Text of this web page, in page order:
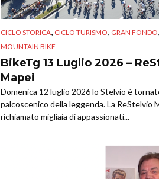
CICLO STORICA, CICLO TURISMO, GRAN FONDO,
MOUNTAIN BIKE
BikeTg 13 Luglio 2026 –
Mapei
Domenica 12 luglio 2026 lo Stelvio è
palcoscenico della leggenda. La ReStelvio
richiamato migliaia di appassionati...